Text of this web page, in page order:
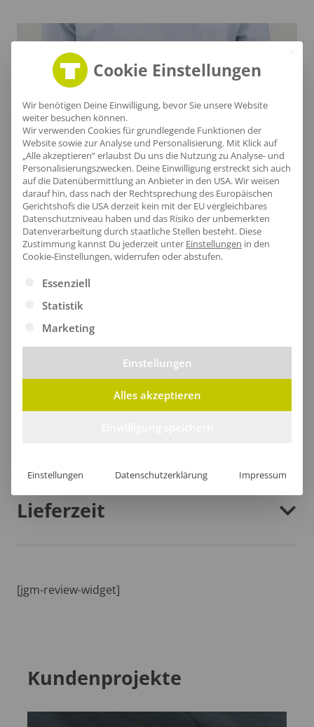
Stilvoller Saum
Der Saum dieser Regular Fit Hemdbluse von
zeitlosen Design. Die hochwertige 100% Baumwolle
und das Saumende verleihen Ihnen ein
selbstbewusstes Auftreten, das in keiner Garderobe
fehlen sollte.
Lieferzeit
[jgm-review-widget]
Kundenprojekte
Cookie Einstellungen
Wir benötigen Deine Einwilligung, bevor Sie unsere Website
weiter besuchen können.
Wir verwenden Cookies für grundlegende Funktionen der
Website sowie zur Analyse und Personalisierung. Mit Klick auf
„Alle akzeptieren“ erlaubst Du uns die Nutzung zu Analyse- und
Personalisierungszwecken. Deine Einwilligung erstreckt sich auch
auf die Datenübermittlung an Anbieter in den USA. Wir weisen
darauf hin, dass nach der Rechtsprechung des Europäischen
Gerichtshofs die USA derzeit kein mit der EU vergleichbares
Datenschutzniveau haben und das Risiko der unbemerkten
Datenverarbeitung durch staatliche Stellen besteht. Diese
Zustimmung kannst Du jederzeit unter Einstellungen in den
Cookie-Einstellungen, widerrufen oder abstufen.
Es folgt eine Liste der Service-Gruppen, für die eine
Essenziell
Statistik
Marketing
Einstellungen
Alles akzeptieren
Einstellungen Datenschutzerklärung Impressum